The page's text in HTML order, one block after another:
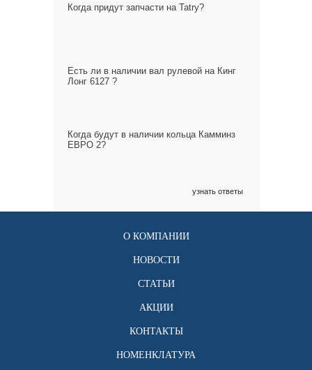
Когда придут запчасти на Tatry?
Есть ли в наличии вал рулевой на Кинг
Лонг 6127 ?
Когда будут в наличии кольца Камминз
ЕВРО 2?
узнать ответы
О КОМПАНИИ
НОВОСТИ
СТАТЬИ
АКЦИИ
КОНТАКТЫ
НОМЕНКЛАТУРА